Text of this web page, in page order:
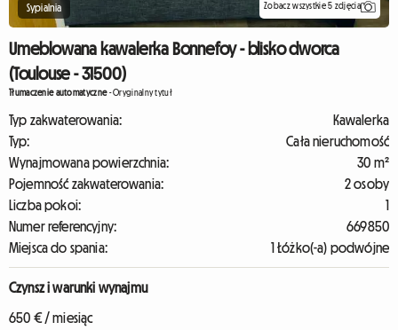
Sypialnia Zobacz wszystkie 5 zdjęcia
Umeblowana kawalerka Bonnefoy - blisko dworca
(Toulouse - 31500)
Tłumaczenie automatyczne-Oryginalny tytuł
Typ zakwaterowania:
Kawalerka
Typ:
Cała nieruchomość
Wynajmowana powierzchnia:
30 m²
Pojemność zakwaterowania:
2 osoby
Liczba pokoi:
1
Numer referencyjny:
669850
Miejsca do spania:
1 Łóżko(-a) podwójne
Czynsz i warunki wynajmu
650 € / miesiąc